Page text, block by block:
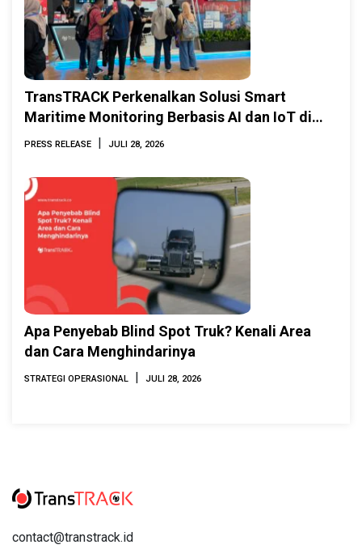
TransTRACK Perkenalkan Solusi Smart
Maritime Monitoring Berbasis AI dan IoT di
INAMARINE 2026
PRESS RELEASE | JULI 28, 2026
Apa Penyebab Blind Spot Truk? Kenali Area
dan Cara Menghindarinya
STRATEGI OPERASIONAL | JULI 28, 2026
contact@transtrack.id